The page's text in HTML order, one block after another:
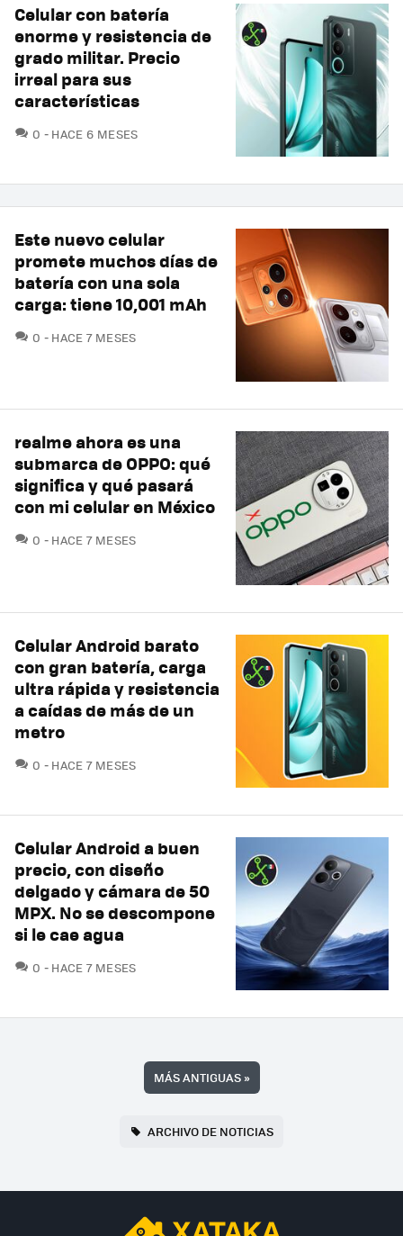
Celular con batería
enorme y resistencia de
grado militar. Precio
irreal para sus
características
0 COMENTARIOS
HACE 6 MESES
Este nuevo celular
promete muchos días de
batería con una sola
carga: tiene 10,001 mAh
0 COMENTARIOS
HACE 7 MESES
realme ahora es una
submarca de OPPO: qué
significa y qué pasará
con mi celular en México
0 COMENTARIOS
HACE 7 MESES
Celular Android barato
con gran batería, carga
ultra rápida y resistencia
a caídas de más de un
metro
0 COMENTARIOS
HACE 7 MESES
Celular Android a buen
precio, con diseño
delgado y cámara de 50
MPX. No se descompone
si le cae agua
0 COMENTARIOS
HACE 7 MESES
MÁS ANTIGUAS»
ARCHIVO DE NOTICIAS